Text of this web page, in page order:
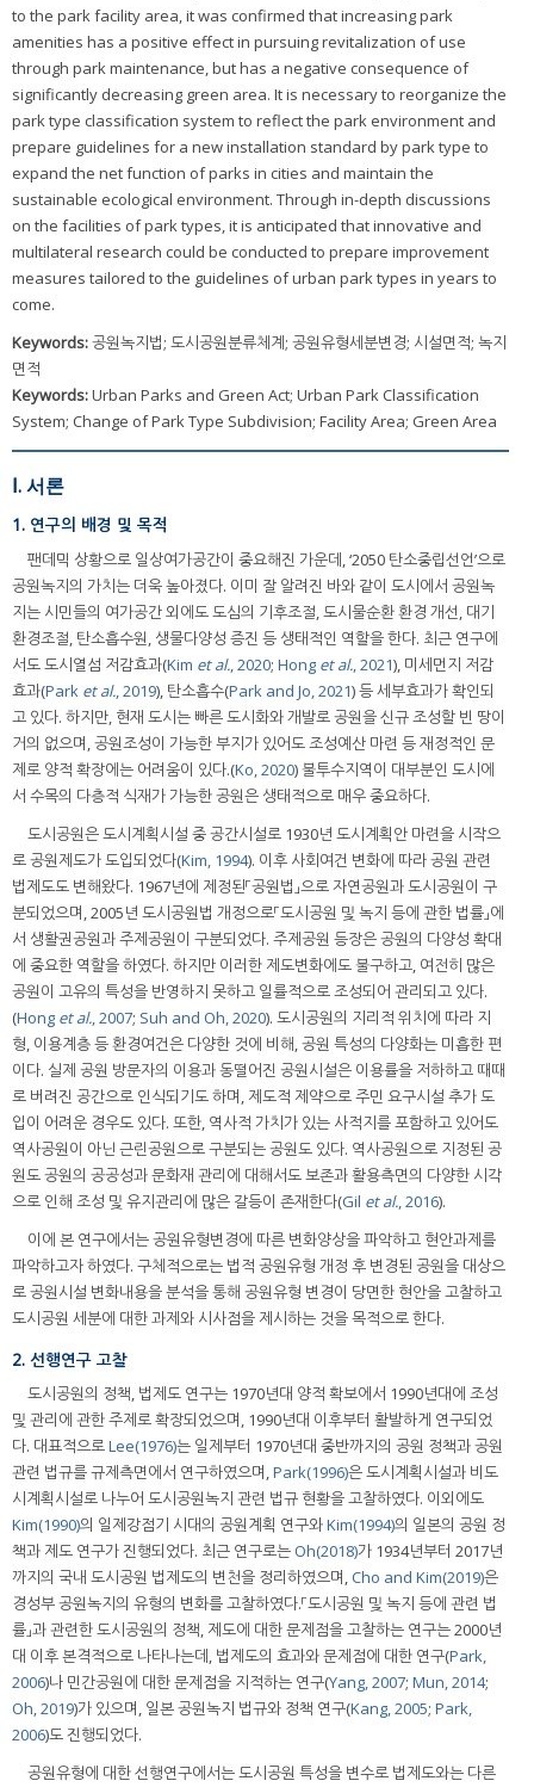
to the park facility area, it was confirmed that increasing park
amenities has a positive effect in pursuing revitalization of use
through park maintenance, but has a negative consequence of
significantly decreasing green area. It is necessary to reorganize the
park type classification system to reflect the park environment and
prepare guidelines for a new installation standard by park type to
expand the net function of parks in cities and maintain the
sustainable ecological environment. Through in-depth discussions
on the facilities of park types, it is anticipated that innovative and
multilateral research could be conducted to prepare improvement
measures tailored to the guidelines of urban park types in years to
come.
Keywords:공원녹지법; 도시공원분류체계; 공원유형세분변경; 시설면적; 녹지
면적
Keywords:Urban Parks and Green Act; Urban Park Classification
System; Change of Park Type Subdivision; Facility Area; Green Area
Ⅰ. 서론
1. 연구의 배경 및 목적
팬데믹 상황으로 일상여가공간이 중요해진 가운데, ‘2050 탄소중립선언’으로
공원녹지의 가치는 더욱 높아졌다. 이미 잘 알려진 바와 같이 도시에서 공원녹
지는 시민들의 여가공간 외에도 도심의 기후조절, 도시물순환 환경 개선, 대기
환경조절, 탄소흡수원, 생물다양성 증진 등 생태적인 역할을 한다. 최근 연구에
서도 도시열섬 저감효과(Kim et al. , 2020; Hong et al. , 2021), 미세먼지 저감
효과(Park et al. , 2019), 탄소흡수(Park and Jo, 2021) 등 세부효과가 확인되
고 있다. 하지만, 현재 도시는 빠른 도시화와 개발로 공원을 신규 조성할 빈 땅이
거의 없으며, 공원조성이 가능한 부지가 있어도 조성예산 마련 등 재정적인 문
제로 양적 확장에는 어려움이 있다.(Ko, 2020) 불투수지역이 대부분인 도시에
서 수목의 다층적 식재가 가능한 공원은 생태적으로 매우 중요하다.
도시공원은 도시계획시설 중 공간시설로 1930년 도시계획안 마련을 시작으
로 공원제도가 도입되었다(Kim, 1994). 이후 사회여건 변화에 따라 공원 관련
법제도도 변해왔다. 1967년에 제정된「공원법」으로 자연공원과 도시공원이 구
분되었으며, 2005년 도시공원법 개정으로「도시공원 및 녹지 등에 관한 법률」에
서 생활권공원과 주제공원이 구분되었다. 주제공원 등장은 공원의 다양성 확대
에 중요한 역할을 하였다. 하지만 이러한 제도변화에도 불구하고, 여전히 많은
공원이 고유의 특성을 반영하지 못하고 일률적으로 조성되어 관리되고 있다.
(Hong et al. , 2007; Suh and Oh, 2020). 도시공원의 지리적 위치에 따라 지
형, 이용계층 등 환경여건은 다양한 것에 비해, 공원 특성의 다양화는 미흡한 편
이다. 실제 공원 방문자의 이용과 동떨어진 공원시설은 이용률을 저하하고 때때
로 버려진 공간으로 인식되기도 하며, 제도적 제약으로 주민 요구시설 추가 도
입이 어려운 경우도 있다. 또한, 역사적 가치가 있는 사적지를 포함하고 있어도
역사공원이 아닌 근린공원으로 구분되는 공원도 있다. 역사공원으로 지정된 공
원도 공원의 공공성과 문화재 관리에 대해서도 보존과 활용측면의 다양한 시각
으로 인해 조성 및 유지관리에 많은 갈등이 존재한다(Gil et al. , 2016).
이에 본 연구에서는 공원유형변경에 따른 변화양상을 파악하고 현안과제를
파악하고자 하였다. 구체적으로는 법적 공원유형 개정 후 변경된 공원을 대상으
로 공원시설 변화내용을 분석을 통해 공원유형 변경이 당면한 현안을 고찰하고
도시공원 세분에 대한 과제와 시사점을 제시하는 것을 목적으로 한다.
2. 선행연구 고찰
도시공원의 정책, 법제도 연구는 1970년대 양적 확보에서 1990년대에 조성
및 관리에 관한 주제로 확장되었으며, 1990년대 이후부터 활발하게 연구되었
다. 대표적으로Lee(1976)는 일제부터 1970년대 중반까지의 공원 정책과 공원
관련 법규를 규제측면에서 연구하였으며,Park(1996)은 도시계획시설과 비도
시계획시설로 나누어 도시공원녹지 관련 법규 현황을 고찰하였다. 이외에도
Kim(1990)의 일제강점기 시대의 공원계획 연구와Kim(1994)의 일본의 공원 정
책과 제도 연구가 진행되었다. 최근 연구로는Oh(2018)가 1934년부터 2017년
까지의 국내 도시공원 법제도의 변천을 정리하였으며,Cho and Kim(2019)은
경성부 공원녹지의 유형의 변화를 고찰하였다.「도시공원 및 녹지 등에 관련 법
률」과 관련한 도시공원의 정책, 제도에 대한 문제점을 고찰하는 연구는 2000년
대 이후 본격적으로 나타나는데, 법제도의 효과와 문제점에 대한 연구(Park,
2006)나 민간공원에 대한 문제점을 지적하는 연구(Yang, 2007; Mun, 2014;
Oh, 2019)가 있으며, 일본 공원녹지 법규와 정책 연구(Kang, 2005; Park,
2006)도 진행되었다.
공원유형에 대한 선행연구에서는 도시공원 특성을 변수로 법제도와는 다른